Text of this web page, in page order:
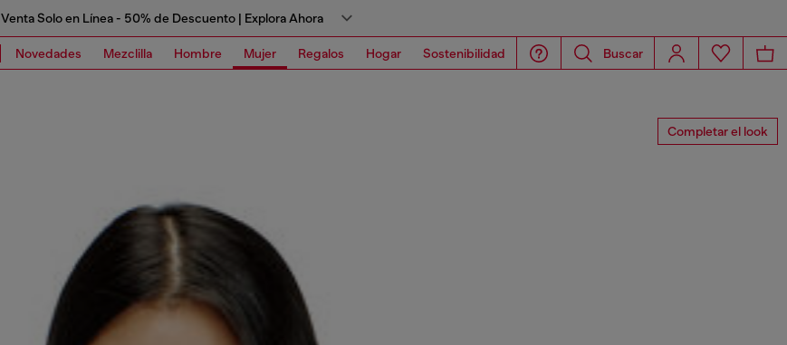
Venta Solo en Línea - 50% de Descuento | Explora Ahora
Novedades Mezclilla Hombre Mujer Regalos Hogar Sostenibilidad Buscar
Completar el look